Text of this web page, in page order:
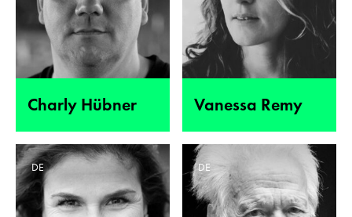
Charly Hübner Vanessa Remy
DE DE